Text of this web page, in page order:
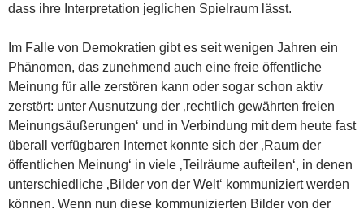
dass ihre Interpretation jeglichen Spielraum lässt.
Im Falle von Demokratien gibt es seit wenigen Jahren ein
Phänomen, das zunehmend auch eine freie öffentliche
Meinung für alle zerstören kann oder sogar schon aktiv
zerstört: unter Ausnutzung der ‚rechtlich gewährten freien
Meinungsäußerungen‘ und in Verbindung mit dem heute fast
überall verfügbaren Internet konnte sich der ‚Raum der
öffentlichen Meinung‘ in viele ‚Teilräume aufteilen‘, in denen
unterschiedliche ‚Bilder von der Welt‘ kommuniziert werden
können. Wenn nun diese kommunizierten Bilder von der